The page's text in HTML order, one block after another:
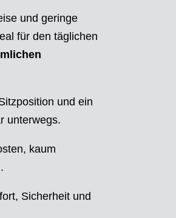
und geringe
für den täglichen
und ein
unterwegs.
kaum
Sicherheit und